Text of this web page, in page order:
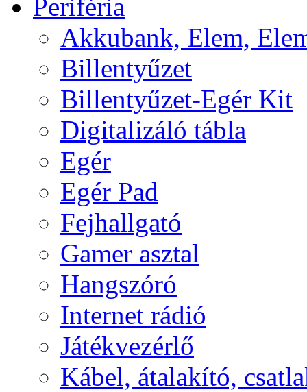
Periféria
Akkubank, Elem,
Billentyűzet
Billentyűzet-Egér Kit
Digitalizáló tábla
Egér
Egér Pad
Fejhallgató
Gamer asztal
Hangszóró
Internet rádió
Játékvezérlő
Kábel, átalakító,